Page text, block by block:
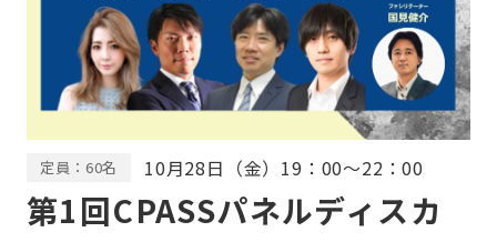
定員：60名 10月28日（金）19：00〜22：00
第1回CPASSパネルディスカ